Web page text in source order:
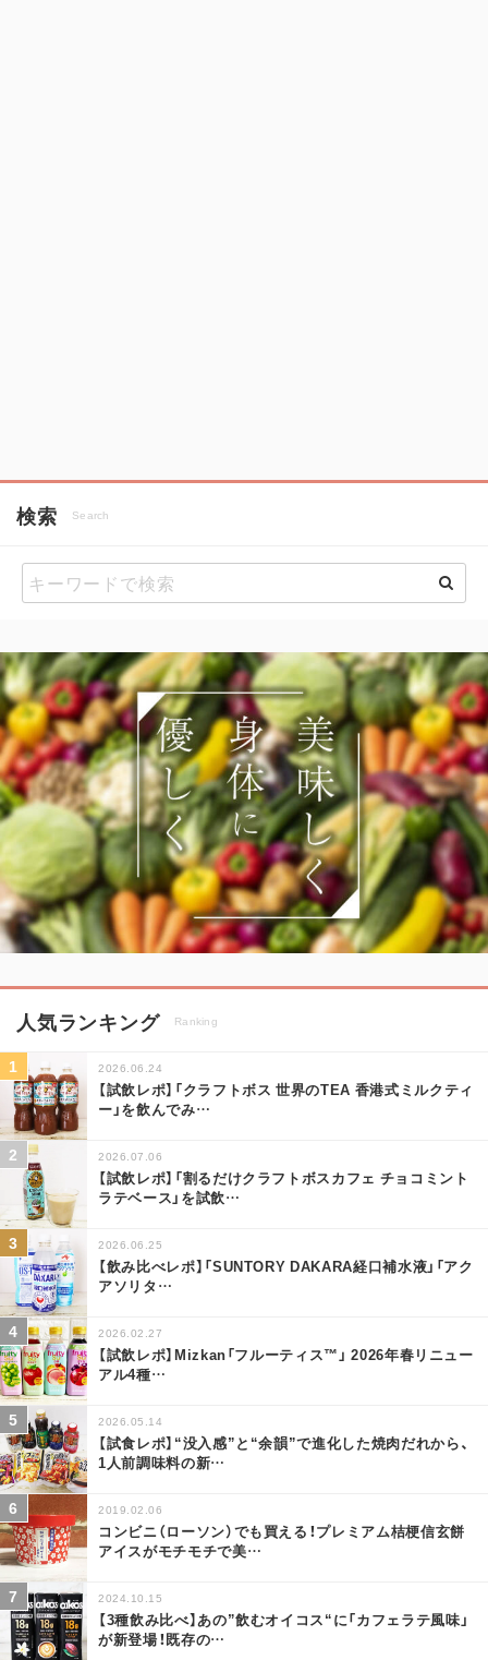
検索 Search
人気ランキング Ranking
2026.06.24
【試飲レポ】「クラフトボス 世界のTEA 香港式ミルクティ
ー」を飲んでみ…
2026.07.06
【試飲レポ】「割るだけクラフトボスカフェ チョコミント
ラテベース」を試飲…
2026.06.25
【飲み比べレポ】「SUNTORY DAKARA経口補水液」「アク
アソリタ…
2026.02.27
【試飲レポ】Mizkan「フルーティス™」 2026年春リニュー
アル4種…
2026.05.14
【試食レポ】“没入感”と“余韻”で進化した焼肉だれから、
1人前調味料の新…
2019.02.06
コンビニ（ローソン）でも買える！プレミアム桔梗信玄餅
アイスがモチモチで美…
2024.10.15
【3種飲み比べ】あの”飲むオイコス“に「カフェラテ風味」
が新登場！既存の…